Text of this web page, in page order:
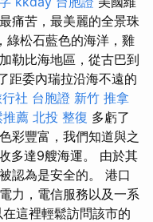
痛苦，最美麗的全景珠
綠松石藍色的海洋，雞
勒比海地區，從古巴到
距委內瑞拉沿海不遠的
社 台胞證 新竹 推拿
推薦 北投 整復 多虧了
彩豐富，我們知道與之
多達9艘海運。 由於其
認為是安全的。 港口
力，電信服務以及一系
這裡輕鬆訪問該市的